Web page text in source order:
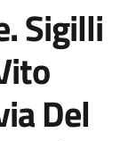
Sigilli
Del